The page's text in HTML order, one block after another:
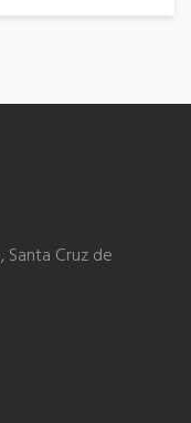
Santa Cruz de